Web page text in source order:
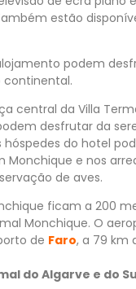
estão
podem
central da Villa
desfrutar da
hóspedes do hotel
Monchique e nos
de aves.
ficam a 200
Monchique. O
de Faro, a 79 km
do Algarve e do